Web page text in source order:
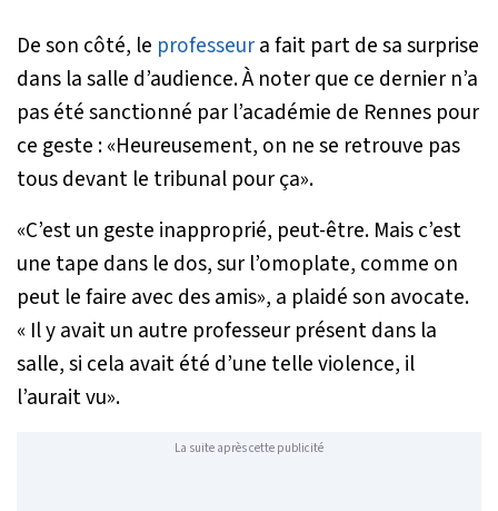
De son côté, le professeura fait part de sa surprise
dans la salle d’audience. À noter que ce dernier n’a
pas été sanctionné par l’académie de Rennes pour
ce geste : «Heureusement, on ne se retrouve pas
tous devant le tribunal pour ça».
«C’est un geste inapproprié, peut-être. Mais c’est
une tape dans le dos, sur l’omoplate, comme on
peut le faire avec des amis», a plaidé son avocate.
« Il y avait un autre professeur présent dans la
salle, si cela avait été d’une telle violence, il
l’aurait vu».
La suite après cette publicité